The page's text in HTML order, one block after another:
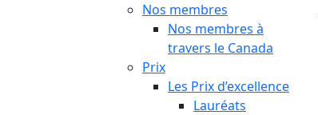
Nos membres
Nos membres à
travers le Canada
Prix
Les Prix d’excellence
Lauréats